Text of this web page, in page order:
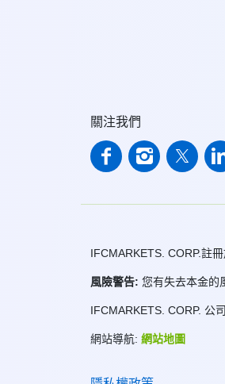
關注我們
IFCMARKETS. CORP.註
風險警告: 您有失去本金的
IFCMARKETS. CORP. 公
網站導航: 網站地圖